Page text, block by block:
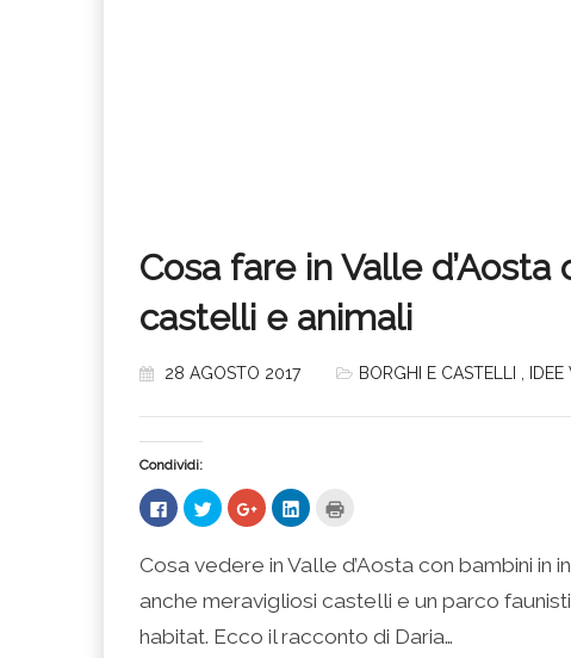
Cosa fare in Valle
castelli e animali
28 AGOSTO 2017 BORGHI E CASTELLI
Condividi:
Fai
clic
su
Facebook
(Si
apre
una
nuova
Fai
clic
condividere
su
(Si
in
una
Fai
clic
condividere
su
Google+
(Si
apre
in
una
Fai
clic
condividere
su
LinkedIn
(Si
in
una
stampare
(Si
apre
in
nuova
finestra)
Cosa vedere in Valle d’Aosta con bambini
anche meravigliosi castelli e un parco
habitat. Ecco il racconto di Daria…